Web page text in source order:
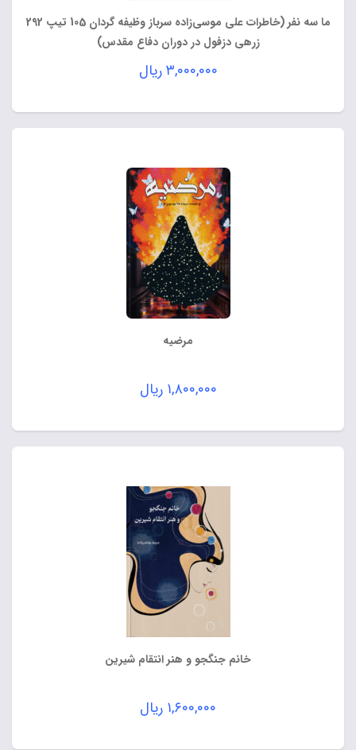
ما سه نفر (خاطرات علی موسی‌زاده سرباز وظیفه گردان 105 تیپ 292
زرهی دزفول در دوران دفاع مقدس)
۳,۰۰۰,۰۰۰ریال
مرضیه
۱,۸۰۰,۰۰۰ ریال
خانم جنگجو و هنر انتقام شیرین
۱,۶۰۰,۰۰۰ ریال